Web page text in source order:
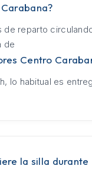
de reparto
de
Centro
lo habitual es
la silla durante